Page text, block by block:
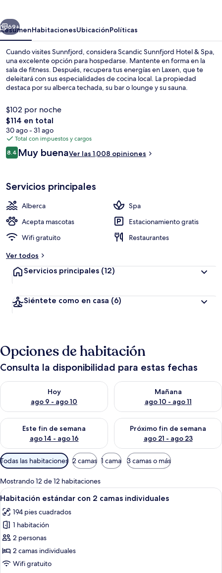
Spa
Siguiente
69+
ResumenHabitacionesUbicaciónPolíticas
Cuando visites Sunnfjord, considera Scandic Sunnfjord Hotel & Spa,
una excelente opción para hospedarse. Mantente en forma en la
sala de fitness. Después, recupera tus energías en Laxen, que te
deleitará con sus especialidades de cocina local. La propiedad
destaca por su alberca techada, su bar o lounge y su sauna.
$102 por noche
El
precio
total
es
de
$114 en total
30 ago - 31 ago
Total con impuestos y cargos
Opiniones
8.48.4 de 10,
Muy buenaVer las 1,008 opiniones
Servicios principales
Alberca
Spa
Acepta mascotas
Estacionamiento gratis
Wifi gratuito
Restaurantes
Ver todos
Servicios principales (12)
Siéntete como en casa (6)
Opciones de habitación
Consulta la disponibilidad para estas fechas
Hoy
ago 9 - ago 10
Consulta la disponibilidad para hoy ago 9 - ago 10
Mañana
ago 10 - ago 11
Consulta la disponibilidad
Este fin de semana
ago 14 - ago 16
Consulta la disponibilidad para este fin de semana ago 14 -
Próximo fin de semana
ago 21 - ago 23
Consulta la disponibilidad
Filtros
disponibles
para
las
habitaciones
Todas las habitaciones 2 camas 1 cama 3 camas o más
Mostrando 12 de 12 habitaciones
Abrir
todas
las
fotos
de
Habitación
estándar
Habitación de hotel con literas, una
4
Habitación estándar con 2 camas individuales
194 pies cuadrados
1 habitación
2 personas
2 camas individuales
Wifi gratuito